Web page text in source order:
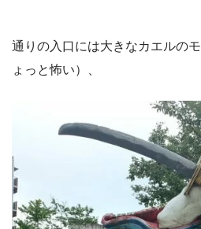
通りの入口には大きなカエルの
ょっと怖い）、